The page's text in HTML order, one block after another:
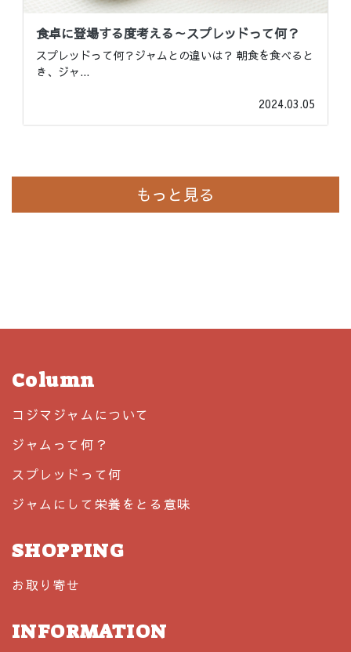
食卓に登場する度考える～スプレッドって何？
スプレッドって何？ジャムとの違いは？ 朝食を食べると
き、ジャ...
2024.03.05
もっと見る
Column
コジマジャムについて
ジャムって何？
スプレッドって何
ジャムにして栄養をとる意味
SHOPPING
お取り寄せ
INFORMATION